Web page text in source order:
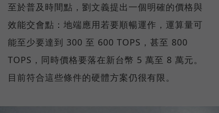
至於普及時間點，劉文義提出一個明確的價格與
效能交會點：地端應用若要順暢運作，運算量可
能至少要達到 300 至 600 TOPS，甚至 800
TOPS，同時價格要落在新台幣 5 萬至 8 萬元。
目前符合這些條件的硬體方案仍很有限。